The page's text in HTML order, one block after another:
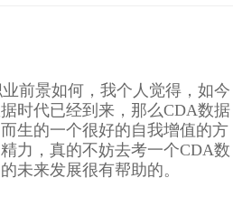
前景如何，我个人觉得，如今
时代已经到来，那么CDA数据
生的一个很好的自我增值的方
力，真的不妨去考一个CDA数
未来发展很有帮助的。